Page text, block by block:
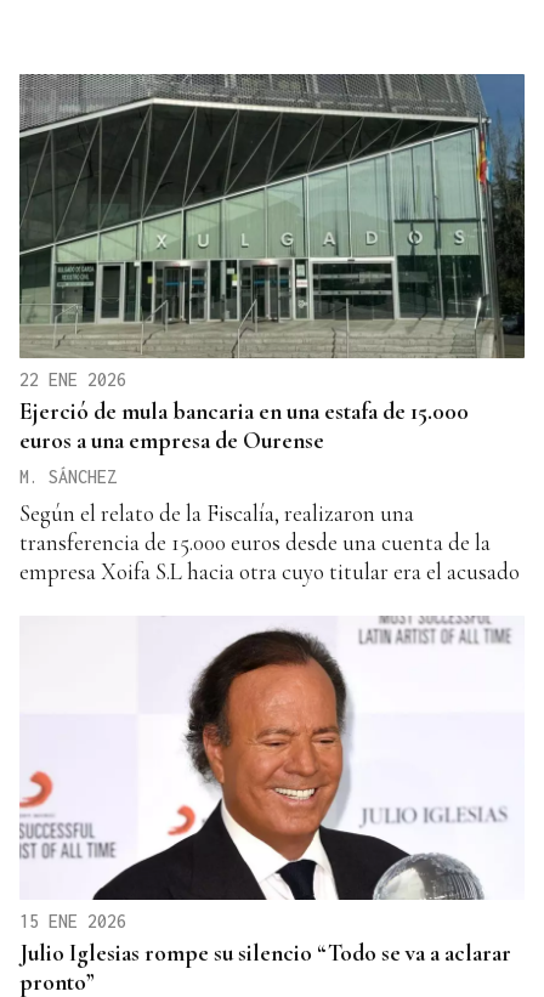
22 ENE 2026
Ejerció de mula bancaria en una estafa de 15.000
euros a una empresa de Ourense
M. SÁNCHEZ
Según el relato de la Fiscalía, realizaron una
transferencia de 15.000 euros desde una cuenta de la
empresa Xoifa S.L hacia otra cuyo titular era el acusado
15 ENE 2026
Julio Iglesias rompe su silencio “Todo se va a aclarar
pronto”